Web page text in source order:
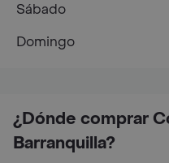
¿Dónde comprar
Barranquilla?
Sábado
Domingo